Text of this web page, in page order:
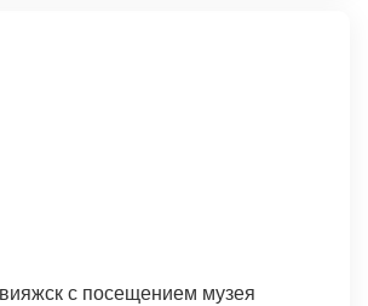
с посещением музея